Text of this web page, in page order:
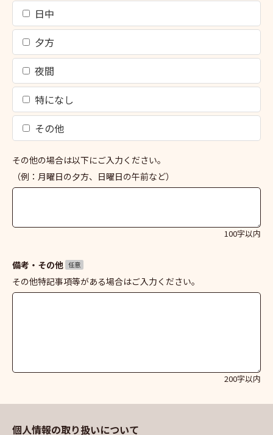
日中
夕方
夜間
特になし
その他
その他の場合は以下にご入力ください。
（例：月曜日の夕方、日曜日の午前など）
100字以内
備考・その他 任意
その他特記事項等がある場合はご入力ください。
200字以内
個人情報の取り扱いについて